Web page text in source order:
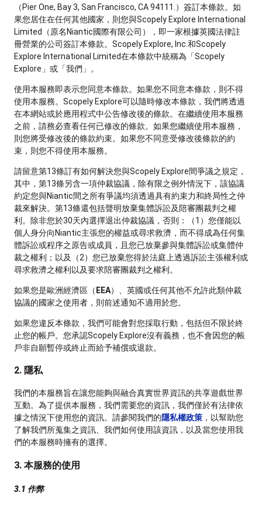
（Pier One, Bay 3, San Francisco, CA 94111.）簽訂本條款。如
果您居住在任何其他國家，則您與Scopely Explore International
Limited（原名Niantic國際有限公司），即一家根據英國法律註
冊營業的公司簽訂本條款。Scopely Explore, Inc.和Scopely
Explore International Limited在本條款中統稱為「Scopely
Explore」或「我們」。
使用本服務即表示您同意本條款。如果您不同意本條款，則不得
使用本服務。Scopely Explore可以隨時修改本條款，我們將透過
在本網站或於應用程式中公告修改後的條款。在繼續使用本服務
之前，請務必查看任何已修改的條款。如果您繼續使用本服務，
則您將受修改後的條款約束。如果您不同意受修改後條款的約
束，則您不得使用本服務。
請留意第13條訂有如何解決您與Scopely Explore間爭議之規定，
其中，第13條另含一項仲裁協議，除有限之例外情況下，該協議
約定您與Niantic間之所有爭議均須透過具有約束力和終局性之仲
裁來解決。第13條還包括聲明放棄集體訴訟及陪審團裁判之權
利。除非您於30天內選擇退出仲裁協議，否則：（1）您僅能以
個人身分向Niantic主張您的權益或尋求救濟，而不得成為任何集
體訴訟或程序之原告或成員，且您已放棄參與集體訴訟或集體仲
裁之權利；以及（2）您已放棄您得於法庭上透過訴訟主張權利或
尋求救濟之權利以及要求陪審團裁判之權利。
如果您是歐洲經濟區（EEA）、英國或任何其他不允許此類仲裁
協議的國家之使用者，則前述通知不適用於您。
如果您違反本條款，我們可能會對您採取行動，包括但不限於終
止您的帳戶。您承認Scopely Explore沒有義務，也不會因您的帳
戶非自願暫停或終止而給予補償或退款。
2. 隱私
我們的本服務旨在讓您能夠與融合真實世界資訊的共享遊戲世界
互動。為了提供本服務，我們需要您的資訊，我們僅於有法律依
據之情況下使用您的資訊。請參閱我們的隱私權政策 ，以幫助您
了解我們所蒐集之資訊、我們如何使用該資訊，以及當您使用我
們的本服務時擁有的選擇。
3. 本服務的使用
3.1 作弊